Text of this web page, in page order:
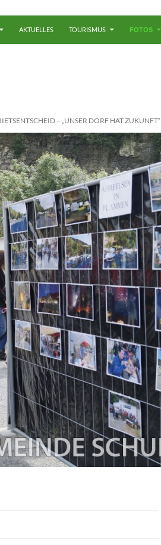
AKTUELLES TOURISMUS FOTOS
– „UNSER DORF HAT ZUKUNFT“